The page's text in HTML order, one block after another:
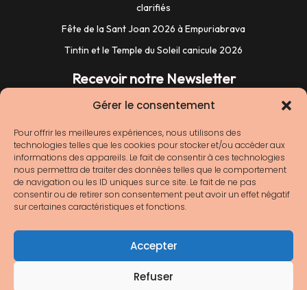
Gérer le consentement
Pour offrir les meilleures expériences, nous utilisons des
technologies telles que les cookies pour stocker et/ou accéder aux
informations des appareils. Le fait de consentir à ces technologies
nous permettra de traiter des données telles que le comportement
de navigation ou les ID uniques sur ce site. Le fait de ne pas
consentir ou de retirer son consentement peut avoir un effet négatif
sur certaines caractéristiques et fonctions.
Accepter
Refuser
clarifiés
Fête de la Sant Joan 2026 à Empuriabrava
Tintin et le Temple du Soleil canicule 2026
Recevoir notre Newsletter
Nous ne spammons pas ! Consultez notre
[link]politique de confidentialité[/link] pour plus
d’informations.